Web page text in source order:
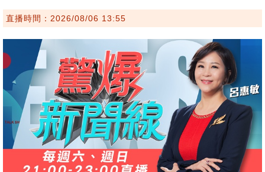
直播時間：2026/08/06 13:55